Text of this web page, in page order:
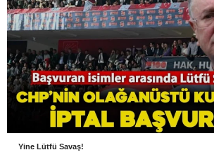
Yine Lütfü Savaş!